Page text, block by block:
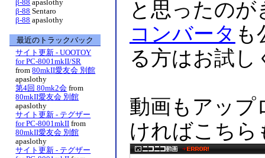
と思ったの
コンバータ も
る方はお試し
動画もアップ
ければこちら
β-88 apaslothy
β-88 Sentaro
β-88 apaslothy
最近のトラックバック
サイト更新 - UOOTOY
for PC-8001mkII/SR
from 80mkII愛友会 別館
apaslothy
第4回 80mk2会 from
80mkII愛友会 別館
apaslothy
サイト更新 - テグザー
for PC-8001mkII from
80mkII愛友会 別館
apaslothy
サイト更新 - テグザー